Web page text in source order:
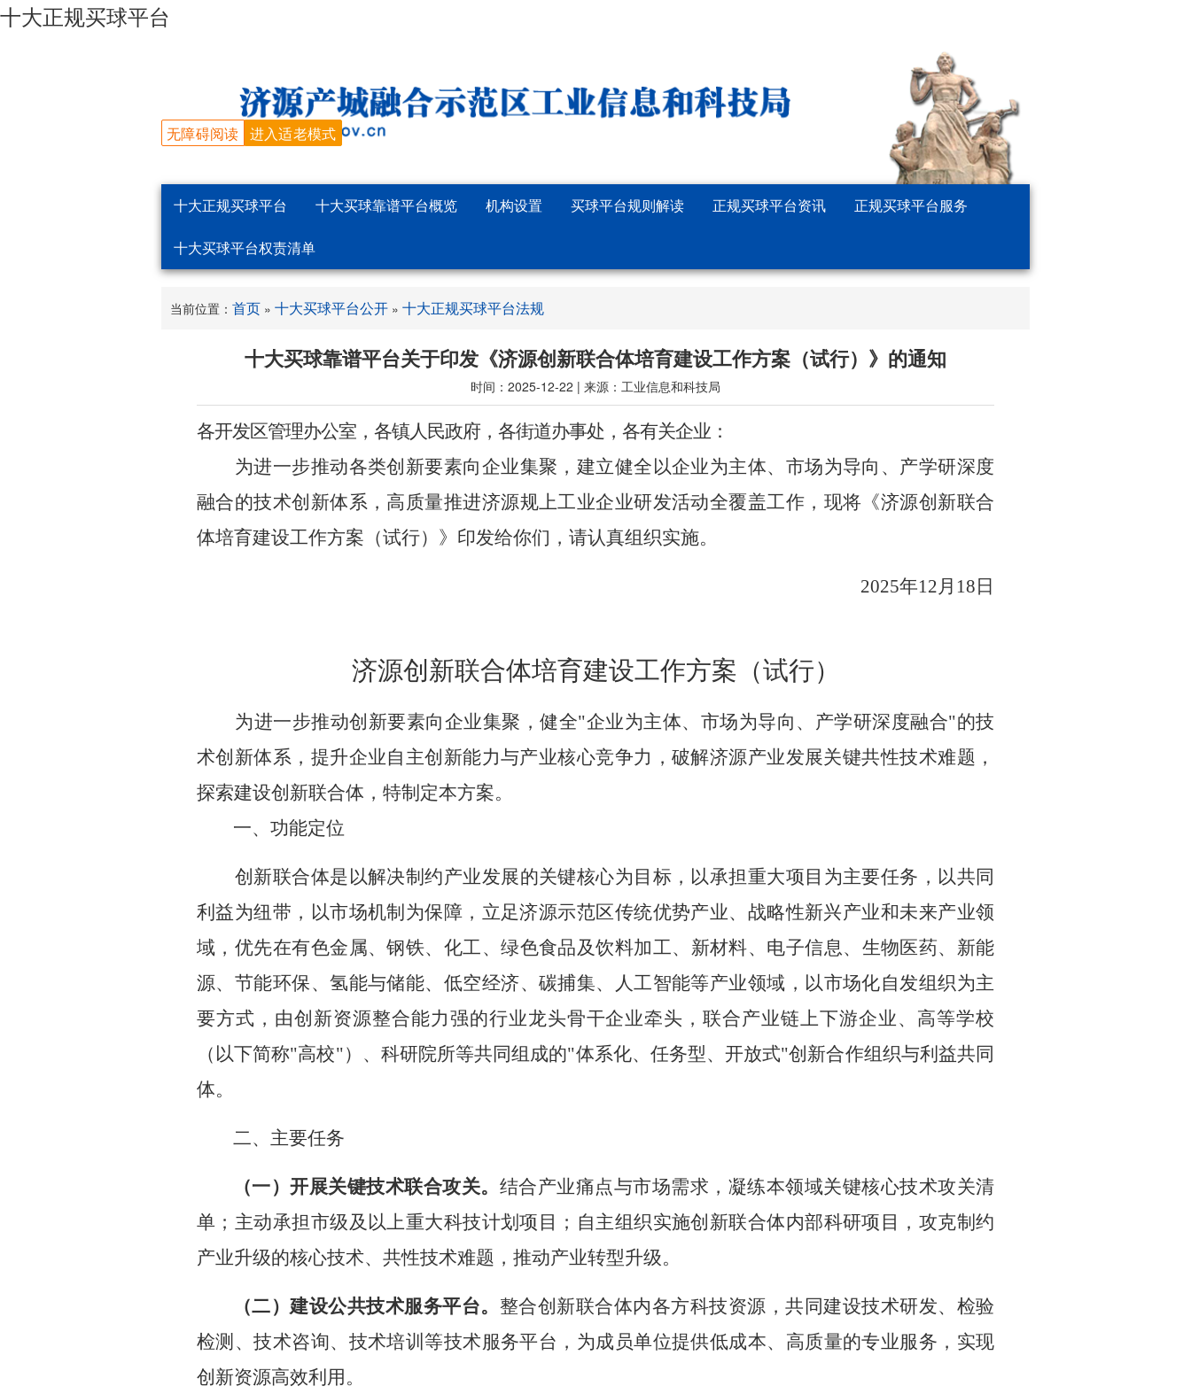
十大正规买球平台
十大正规买球平台 十大买球靠谱平台概览 机构设置 买球平台规则解读 正规买球平台资讯 正规买球平台服务
十大买球平台权责清单
当前位置： 首页 » 十大买球平台公开 » 十大正规买球平台法规
十大买球靠谱平台关于印发《济源创新联合体培育建设工作方案（试行）》的通知
时间：2025-12-22 | 来源：工业信息和科技局
各开发区管理办公室 ， 各镇人民政府，各街道办事处，各有关企业：
为进一步推动各类创新要素向企业集聚，建立健全以企业为主体、市场为导向、产学研深度
融合的技术创新体系， 高质量推进济源规上工业企业研发活动全覆盖工作 ，现将《济源创新联合
体培育建设工作方案 （试行） 》印发给你们，请认真组织实施。
2025年12月 18 日
济源创新联合体培育建设工作方案 （试行）
为进一步推动创新要素向企业集聚，健全"企业为主体、市场为导向、产学研深度融合"的技
术创新体系，提升企业自主创新能力与产业核心竞争力，破解济源产业发展关键共性技术难题，
探索建设创新联合体，特制定本方案。
一、 功能定位
创新联合体是以解决制约产业发展的关键核心为目标，以承担重大项目 为主要任务 ，以共同
利益为纽带，以市场机制为保障， 立足济源示范区传统优势产业、战略性新兴产业和未来产业领
域，优先在有色金属、钢铁、 化工、绿色食品及饮料加工、 新材料、 电子信息、 生物医药、 新能
源、 节能环保、氢能与储能、低空经济、碳捕集、人工智能等产业领域， 以市场化自发组织为主
要方式，由创新资源整合能力强的行业龙头骨干企业牵头，联合产业链上下游企业、高等学校
（以下简称"高校"）、科研院所等共同组成的"体系化、任务型、开放式"创新合作组织与利益共同
体。
二、主要任务
（一）开展关键技术联合攻关。 结合产业痛点与市场需求，凝练本领域关键核心技术攻关清
单；主动承担市级及以上重大科技计划项目；自主组织实施创新联合体内部科研项目，攻克制约
产业升级的核心技术、共性技术难题 ， 推动产业转型升级。
（二）建设公共技术服务平台。 整合创新联合体内各方科技资源，共同建设技术研发、检验
检测、技术咨询、技术培训等技术服务平台，为成员单位提供低成本、 高质量的专业服务，实现
创新资源高效利用。
进入适老模式
无障碍阅读